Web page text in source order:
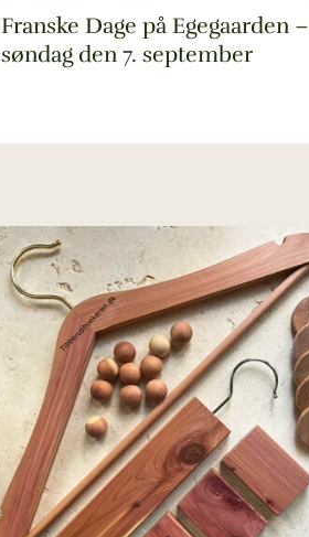
Franske Dage på Egegaarden –
søndag den 7. september